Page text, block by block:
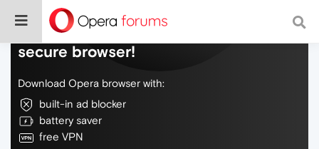
Do more on the web, with a fast and
secure browser!
Download Opera browser with:
built-in ad blocker
battery saver
free VPN